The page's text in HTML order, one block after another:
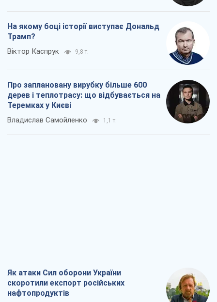
На якому боці історії виступає Дональд
Трамп?
Віктор Каспрук 9,8 т.
Про заплановану вирубку більше 600
дерев і теплотрасу: що відбувається на
Теремках у Києві
Владислав Самойленко 1,1 т.
Як атаки Сил оборони України
скоротили експорт російських
нафтопродуктів